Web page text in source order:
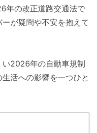
年の改正道路交通法で
が疑問や不安を抱えて
い2026年の自動車規制
活への影響を一つひと